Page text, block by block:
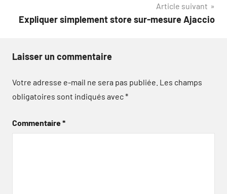
Article suivant
Expliquer simplement store sur-mesure Ajaccio
Laisser un commentaire
Votre adresse e-mail ne sera pas publiée. Les champs
obligatoires sont indiqués avec*
Commentaire*